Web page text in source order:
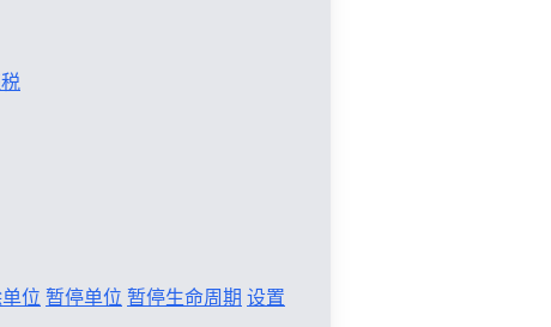
位 暂停单位 暂停生命周期 设置